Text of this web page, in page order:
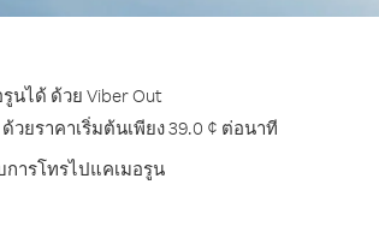
ได้ ด้วย Viber Out
ยราคาเริ่มต้นเพียง 39.0 ¢ ต่อนาที
ารโทรไปแคเมอรูน